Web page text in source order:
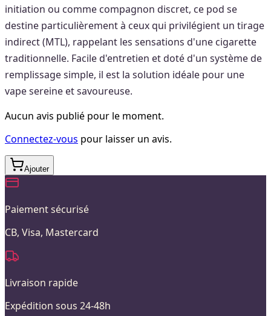
initiation ou comme compagnon discret, ce pod se
destine particulièrement à ceux qui privilégient un tirage
indirect (MTL), rappelant les sensations d'une cigarette
traditionnelle. Facile d'entretien et doté d'un système de
remplissage simple, il est la solution idéale pour une
vape sereine et savoureuse.
Aucun avis publié pour le moment.
Connectez-vous pour laisser un avis.
Ajouter
Paiement sécurisé
CB, Visa, Mastercard
Livraison rapide
Expédition sous 24-48h